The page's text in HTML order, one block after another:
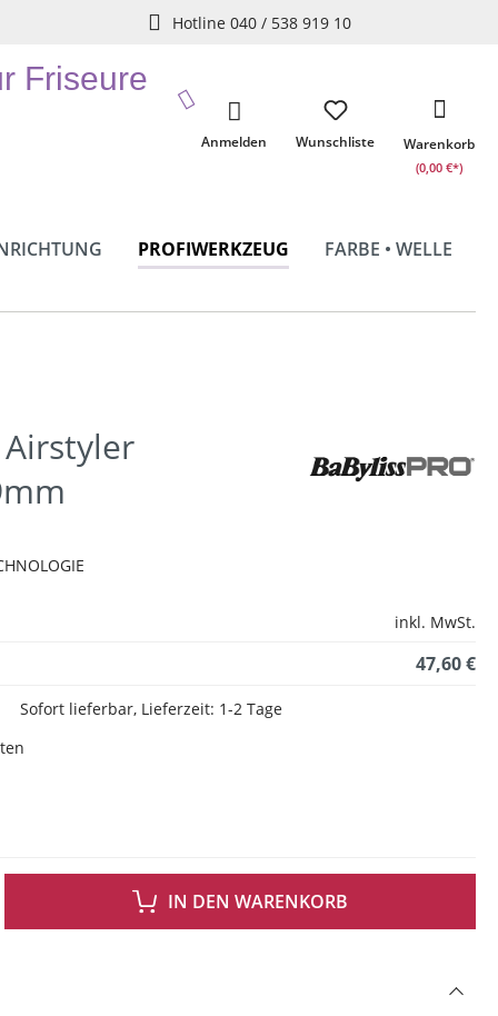
Hotline 040 / 538 919 10
Friseure
Wunschliste
Anmelden Warenkorb
(0,00 €*)
PROFIWERKZEUG
FARBE • WELLE
inkl. MwSt.
47,60 €
Sofort lieferbar, Lieferzeit: 1-2 Tage
IN DEN WARENKORB